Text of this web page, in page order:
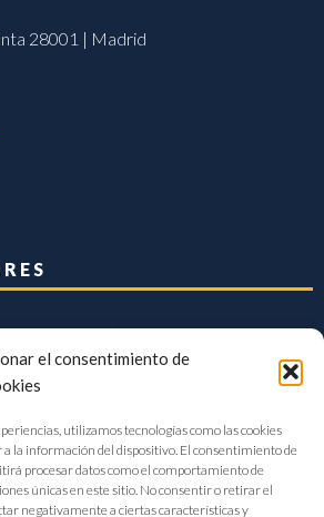
el consentimiento de
utilizamos tecnologías como las cookies
a la información del dispositivo. El consentimiento de
procesar datos como el comportamiento de
únicas en este sitio. No consentir o retirar el
negativamente a ciertas características y
28001 | Madrid